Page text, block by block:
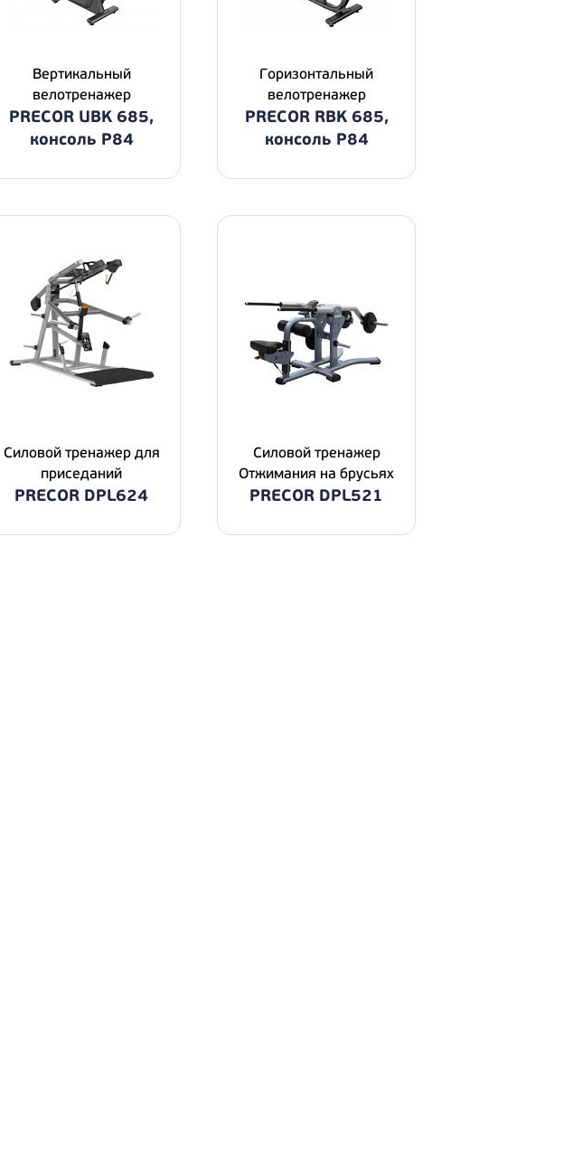
Вертикальный
велотренажер
PRECOR UBK 685,
консоль P84
Горизонтальный
велотренажер
PRECOR RBK 685,
консоль P84
Силовой тренажер для
приседаний
PRECOR DPL624
Силовой тренажер
Отжимания на брусьях
PRECOR DPL521